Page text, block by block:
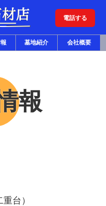
電話する
墓地紹介 会社概要
報
台）